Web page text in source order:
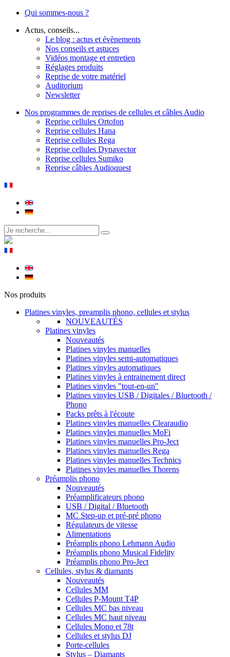
Qui sommes-nous ?
Actus, conseils...
Le blog : actus et évènements
Nos conseils et astuces
Vidéos montage et entretien
Réglages produits
Reprise de votre matériel
Auditorium
Newsletter
Nos programmes de reprises de cellules et câbles Audio
Reprise cellules Ortofon
Reprise cellules Hana
Reprise cellules Rega
Reprise cellules Dynavector
Reprise cellules Sumiko
Reprise câbles Audioquest
Nos produits
Platines vinyles, preamplis phono, cellules et stylus
NOUVEAUTÉS
Platines vinyles
Nouveautés
Platines vinyles manuelles
Platines vinyles semi-automatiques
Platines vinyles automatiques
Platines vinyles à entrainement direct
Platines vinyles "tout-en-un"
Platines vinyles USB / Digitales / Bluetooth /
Phono
Packs prêts à l'écoute
Platines vinyles manuelles Clearaudio
Platines vinyles manuelles MoFi
Platines vinyles manuelles Pro-Ject
Platines vinyles manuelles Rega
Platines vinyles manuelles Technics
Platines vinyles manuelles Thorens
Préamplis phono
Nouveautés
Préamplificateurs phono
USB / Digital / Bluetooth
MC Step-up et pré-pré phono
Régulateurs de vitesse
Alimentations
Préamplis phono Lehmann Audio
Préamplis phono Musical Fidelity
Préamplis phono Pro-Ject
Cellules, stylus & diamants
Nouveautés
Cellules MM
Cellules P-Mount T4P
Cellules MC bas niveau
Cellules MC haut niveau
Cellules Mono et 78t
Cellules et stylus DJ
Porte-cellules
Stylus – Diamants